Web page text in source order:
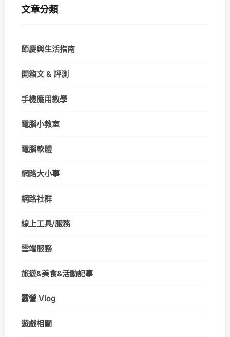
文章分類
節慶與生活指南
開箱文 & 評測
手機應用教學
電腦小教室
電腦軟體
網路大小事
網路社群
線上工具/服務
雲端服務
旅遊&美食&活動記事
露營 Vlog
遊戲相關